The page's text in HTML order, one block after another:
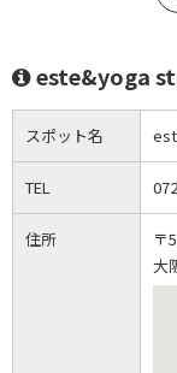
este&yoga
スポット名
TEL
住所
〒
大